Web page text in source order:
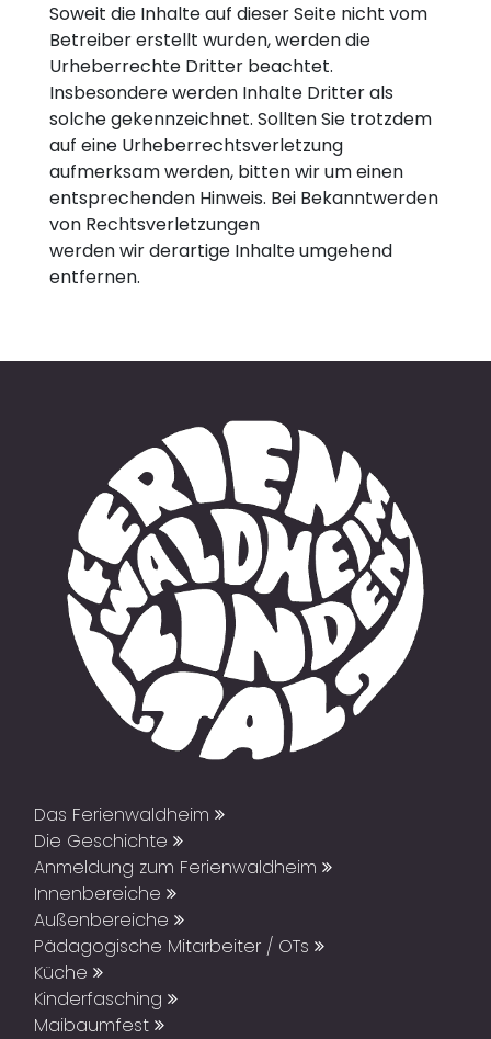
Soweit die Inhalte auf dieser Seite nicht vom
Betreiber erstellt wurden, werden die
Urheberrechte Dritter beachtet.
Insbesondere werden Inhalte Dritter als
solche gekennzeichnet. Sollten Sie trotzdem
auf eine Urheberrechtsverletzung
aufmerksam werden, bitten wir um einen
entsprechenden Hinweis. Bei Bekanntwerden
von Rechtsverletzungen
werden wir derartige Inhalte umgehend
entfernen.
Das Ferienwaldheim
Die Geschichte
Anmeldung zum Ferienwaldheim
Innenbereiche
Außenbereiche
Pädagogische Mitarbeiter / OTs
Küche
Kinderfasching
Maibaumfest